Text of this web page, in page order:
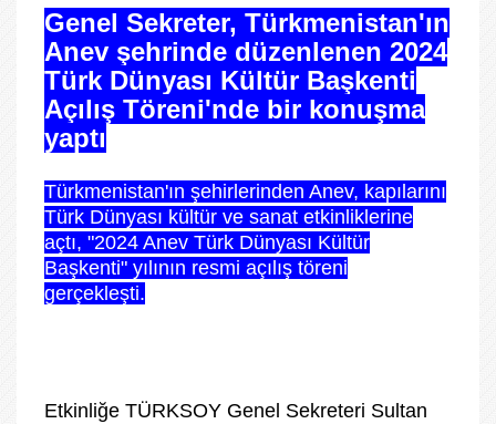
Genel Sekreter, Türkmenistan'ın
Anev şehrinde düzenlenen 2024
Türk Dünyası Kültür Başkenti
Açılış Töreni'nde bir konuşma
yaptı
Türkmenistan'ın şehirlerinden Anev, kapılarını
Türk Dünyası kültür ve sanat etkinliklerine
açtı, "2024 Anev Türk Dünyası Kültür
Başkenti" yılının resmi açılış töreni
gerçekleşti.
Etkinliğe TÜRKSOY Genel Sekreteri Sultan